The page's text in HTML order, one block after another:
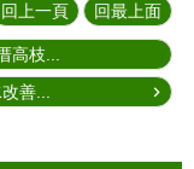
回上一頁 回最上面
高枝...
善...